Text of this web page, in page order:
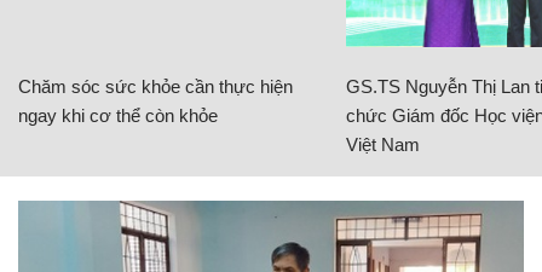
Chăm sóc sức khỏe cần thực hiện
ngay khi cơ thể còn khỏe
GS.TS Nguyễn Thị Lan
chức Giám đốc Học
Việt Nam